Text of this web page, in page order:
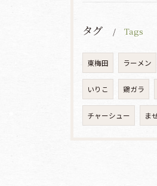
タグ Tags
東梅田 ラーメン
いりこ 鶏ガラ
チャーシュー ま